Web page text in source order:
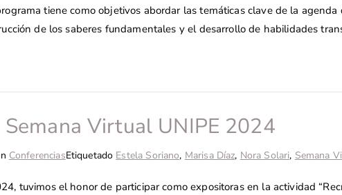
tiene como objetivos abordar las temáticas clave de la
de los saberes fundamentales y el desarrollo de habilidades
Virtual UNIPE 2024
ConferenciasEtiquetado Estela Soriano, Marisa Díaz, Nora Solari, Semana
tuvimos el honor de participar como expositoras en la actividad